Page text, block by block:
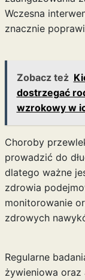
Wczesna
znacznie
Zobacz też
dostrzegać
wzrokowy w
Choroby
prowadzić do
dlatego ważne
zdrowia
monitorowanie
zdrowych
Regularne
żywieniowa